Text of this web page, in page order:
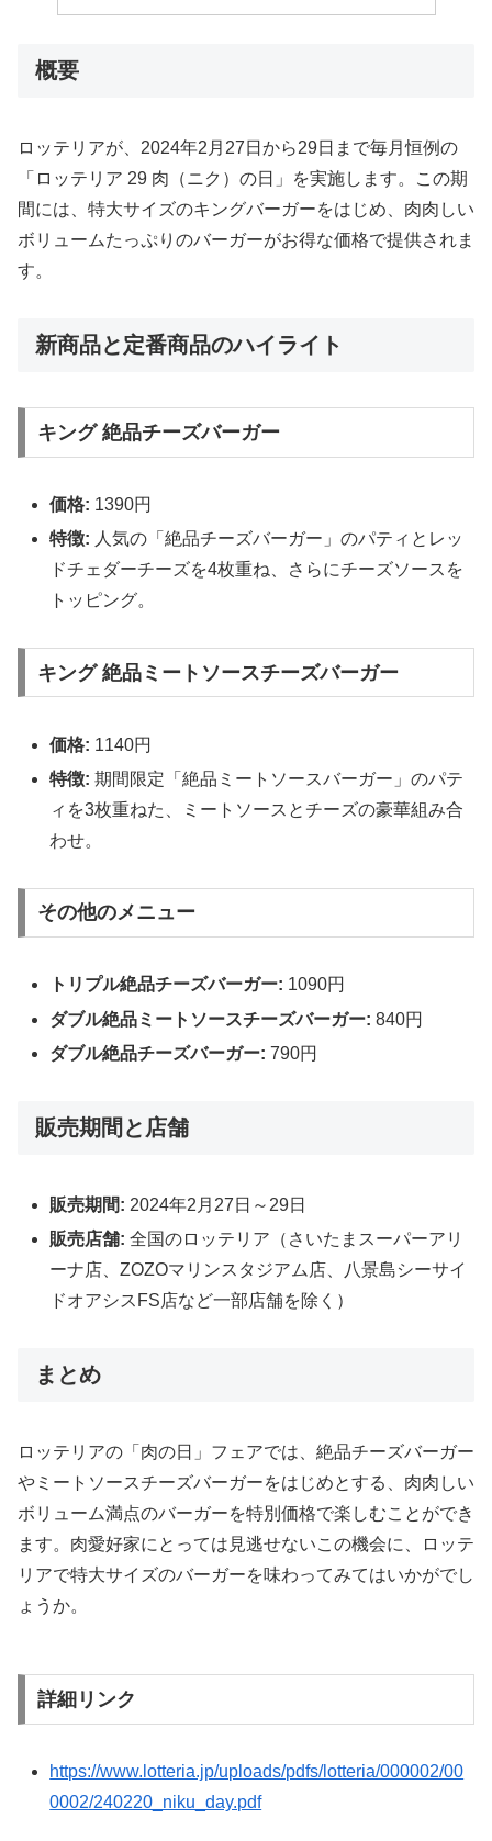
概要
ロッテリアが、2024年2月27日から29日まで毎月恒例の
「ロッテリア 29 肉（ニク）の日」を実施します。この期
間には、特大サイズのキングバーガーをはじめ、肉肉しい
ボリュームたっぷりのバーガーがお得な価格で提供されま
す。
新商品と定番商品のハイライト
キング 絶品チーズバーガー
価格: 1390円
特徴: 人気の「絶品チーズバーガー」のパティとレッ
ドチェダーチーズを4枚重ね、さらにチーズソースを
トッピング。
キング 絶品ミートソースチーズバーガー
価格: 1140円
特徴: 期間限定「絶品ミートソースバーガー」のパテ
ィを3枚重ねた、ミートソースとチーズの豪華組み合
わせ。
その他のメニュー
トリプル絶品チーズバーガー: 1090円
ダブル絶品ミートソースチーズバーガー: 840円
ダブル絶品チーズバーガー: 790円
販売期間と店舗
販売期間: 2024年2月27日～29日
販売店舗: 全国のロッテリア（さいたまスーパーアリ
ーナ店、ZOZOマリンスタジアム店、八景島シーサイ
ドオアシスFS店など一部店舗を除く）
まとめ
ロッテリアの「肉の日」フェアでは、絶品チーズバーガー
やミートソースチーズバーガーをはじめとする、肉肉しい
ボリューム満点のバーガーを特別価格で楽しむことができ
ます。肉愛好家にとっては見逃せないこの機会に、ロッテ
リアで特大サイズのバーガーを味わってみてはいかがでし
ょうか。
詳細リンク
https://www.lotteria.jp/uploads/pdfs/lotteria/000002/00
0002/240220_niku_day.pdf